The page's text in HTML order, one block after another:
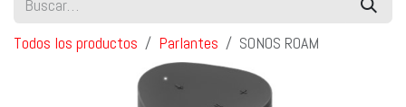
Todos los productos Parlantes SONOS ROAM